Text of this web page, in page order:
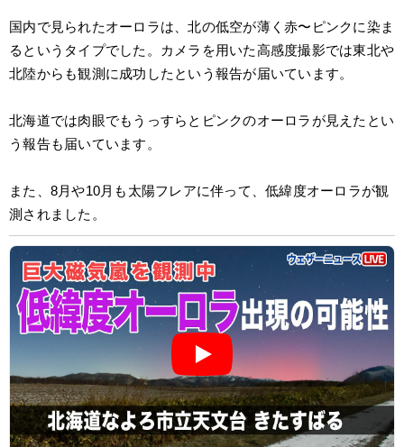
国内で見られたオーロラは、北の低空が薄く赤〜ピンクに染ま
るというタイプでした。カメラを用いた高感度撮影では東北や
北陸からも観測に成功したという報告が届いています。
北海道では肉眼でもうっすらとピンクのオーロラが見えたとい
う報告も届いています。
また、8月や10月も太陽フレアに伴って、低緯度オーロラが観
測されました。